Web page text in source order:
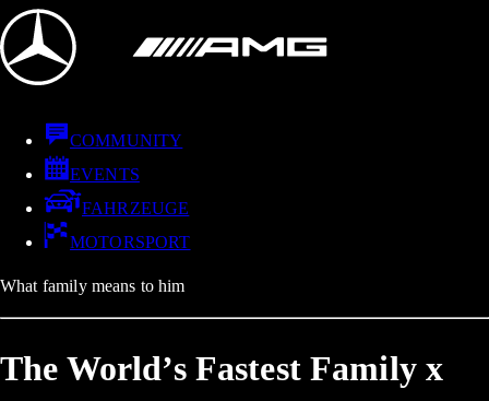
COMMUNITY
EVENTS
FAHRZEUGE
MOTORSPORT
What family means to him
The World’s Fastest Family x